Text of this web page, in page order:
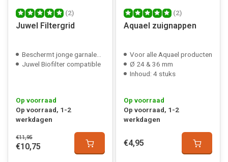
(2)
Juwel Filtergrid
Beschermt jonge garnalen/vissen
Juwel Biofilter compatible
Op voorraad
Op voorraad, 1-2
werkdagen
€11,95
€10,75
(2)
Aquael zuignappen
Voor alle Aquael producten
Ø 24 & 36 mm
Inhoud: 4 stuks
Op voorraad
Op voorraad, 1-2
werkdagen
€4,95